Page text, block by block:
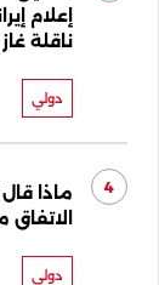
إعلام
ناقلة غاز
دولي
4
ماذا
الاتفاق
دولي